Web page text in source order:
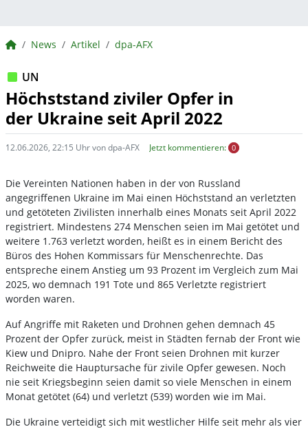
BörsenNEWS.de
News Artikel dpa-AFX
UN
Höchststand ziviler Opfer in
der Ukraine seit April 2022
12.06.2026, 22:15 Uhr von dpa-AFX Jetzt kommentieren: 0
Die Vereinten Nationen haben in der von Russland
angegriffenen Ukraine im Mai einen Höchststand an verletzten
und getöteten Zivilisten innerhalb eines Monats seit April 2022
registriert. Mindestens 274 Menschen seien im Mai getötet und
weitere 1.763 verletzt worden, heißt es in einem Bericht des
Büros des Hohen Kommissars für Menschenrechte. Das
entspreche einem Anstieg um 93 Prozent im Vergleich zum Mai
2025, wo demnach 191 Tote und 865 Verletzte registriert
worden waren.
Auf Angriffe mit Raketen und Drohnen gehen demnach 45
Prozent der Opfer zurück, meist in Städten fernab der Front wie
Kiew und Dnipro. Nahe der Front seien Drohnen mit kurzer
Reichweite die Hauptursache für zivile Opfer gewesen. Noch
nie seit Kriegsbeginn seien damit so viele Menschen in einem
Monat getötet (64) und verletzt (539) worden wie im Mai.
Die Ukraine verteidigt sich mit westlicher Hilfe seit mehr als vier